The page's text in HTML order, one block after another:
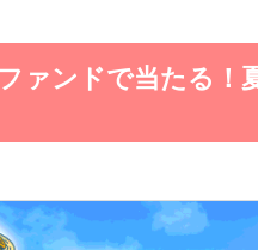
ァンドで当たる！